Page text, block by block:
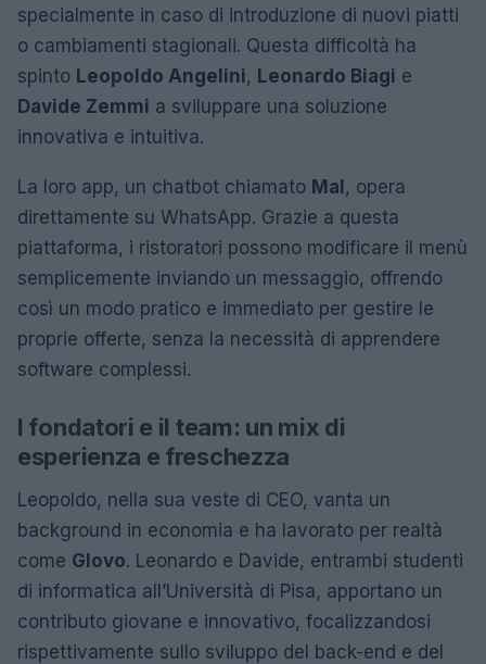
specialmente in caso di introduzione di nuovi piatti
o cambiamenti stagionali. Questa difficoltà ha
spinto Leopoldo Angelini, Leonardo Biagi e
Davide Zemmi a sviluppare una soluzione
innovativa e intuitiva.
La loro app, un chatbot chiamato Mal, opera
direttamente su WhatsApp. Grazie a questa
piattaforma, i ristoratori possono modificare il menù
semplicemente inviando un messaggio, offrendo
così un modo pratico e immediato per gestire le
proprie offerte, senza la necessità di apprendere
software complessi.
I fondatori e il team: un mix di
esperienza e freschezza
Leopoldo, nella sua veste di CEO, vanta un
background in economia e ha lavorato per realtà
come Glovo. Leonardo e Davide, entrambi studenti
di informatica all’Università di Pisa, apportano un
contributo giovane e innovativo, focalizzandosi
rispettivamente sullo sviluppo del back-end e del